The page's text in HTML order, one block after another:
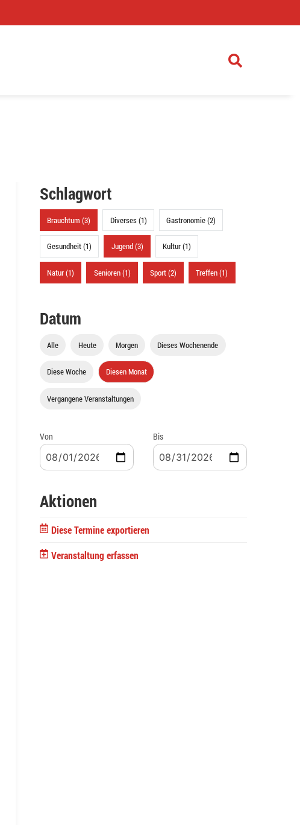
Schlagwort
Brauchtum (3) Diverses (1) Gastronomie (2)
Gesundheit (1) Jugend (3) Kultur (1)
Natur (1) Senioren (1) Sport (2) Treffen (1)
Datum
Alle Heute Morgen Dieses Wochenende
Diese Woche Diesen Monat
Vergangene Veranstaltungen
Von Bis
Aktionen
Diese Termine exportieren
Veranstaltung erfassen